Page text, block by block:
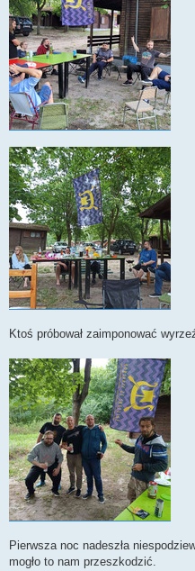
Ktoś próbował zaimponować
Pierwsza noc nadeszła
mogło to nam przeszkodzić.